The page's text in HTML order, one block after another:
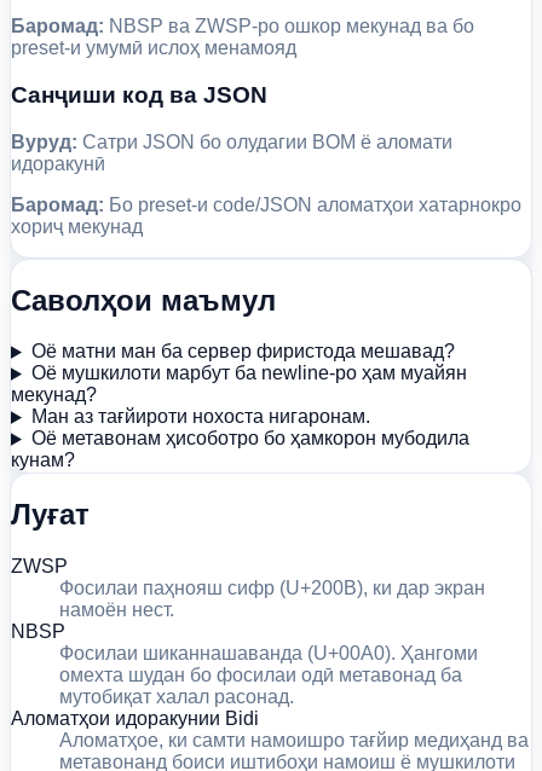
Баромад: NBSP ва ZWSP-ро ошкор мекунад ва бо
preset-и умумӣ ислоҳ менамояд
Санҷиши код ва JSON
Вуруд: Сатри JSON бо олудагии BOM ё аломати
идоракунӣ
Баромад: Бо preset-и code/JSON аломатҳои хатарнокро
хориҷ мекунад
Саволҳои маъмул
Оё матни ман ба сервер фиристода мешавад?
Оё мушкилоти марбут ба newline-ро ҳам муайян
мекунад?
Ман аз тағйироти нохоста нигаронам.
Оё метавонам ҳисоботро бо ҳамкорон мубодила
кунам?
Луғат
ZWSP
Фосилаи паҳнояш сифр (U+200B), ки дар экран
намоён нест.
NBSP
Фосилаи шиканнашаванда (U+00A0). Ҳангоми
омехта шудан бо фосилаи одӣ метавонад ба
мутобиқат халал расонад.
Аломатҳои идоракунии Bidi
Аломатҳое, ки самти намоишро тағйир медиҳанд ва
метавонанд боиси иштибоҳи намоиш ё мушкилоти